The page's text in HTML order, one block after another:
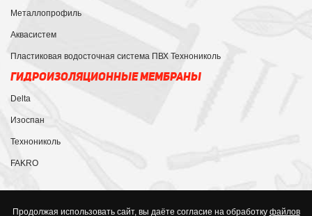
Металлопрофиль
Аквасистем
Пластиковая водосточная система ПВХ Технониколь
ГИДРОИЗОЛЯЦИОННЫЕ МЕМБРАНЫ
Delta
Изоспан
Технониколь
FAKRO
Продолжая использовать сайт, вы даёте согласие на обработку файлов